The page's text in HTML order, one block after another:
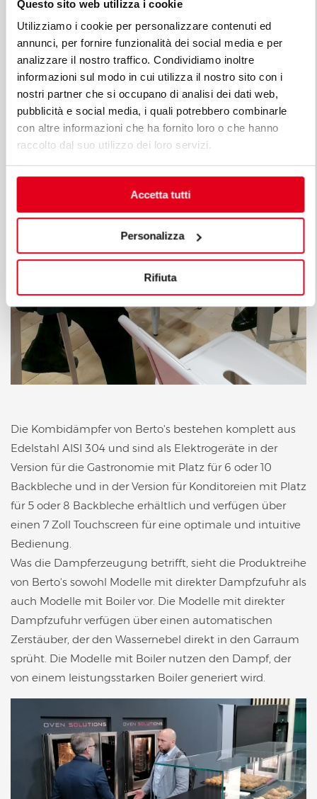
Questo sito web utilizza i cookie
Utilizziamo i cookie per personalizzare contenuti ed
annunci, per fornire funzionalità dei social media e per
analizzare il nostro traffico. Condividiamo inoltre
informazioni sul modo in cui utilizza il nostro sito con i
nostri partner che si occupano di analisi dei dati web,
pubblicità e social media, i quali potrebbero combinarle
con altre informazioni che ha fornito loro o che hanno
raccolto dal suo utilizzo dei loro servizi.
Accetta tutti
Personalizza
Rifiuta
Die Kombidämpfer von Berto's bestehen komplett aus
Edelstahl AISI 304 und sind als Elektrogeräte in der
Version für die Gastronomie mit Platz für 6 oder 10
Backbleche und in der Version für Konditoreien mit Platz
für 5 oder 8 Backbleche erhältlich und verfügen über
einen 7 Zoll Touchscreen für eine optimale und intuitive
Bedienung.
Was die Dampferzeugung betrifft, sieht die Produktreihe
von Berto's sowohl Modelle mit direkter Dampfzufuhr als
auch Modelle mit Boiler vor. Die Modelle mit direkter
Dampfzufuhr verfügen über einen automatischen
Zerstäuber, der den Wassernebel direkt in den Garraum
sprüht. Die Modelle mit Boiler nutzen den Dampf, der
von einem leistungsstarken Boiler generiert wird.